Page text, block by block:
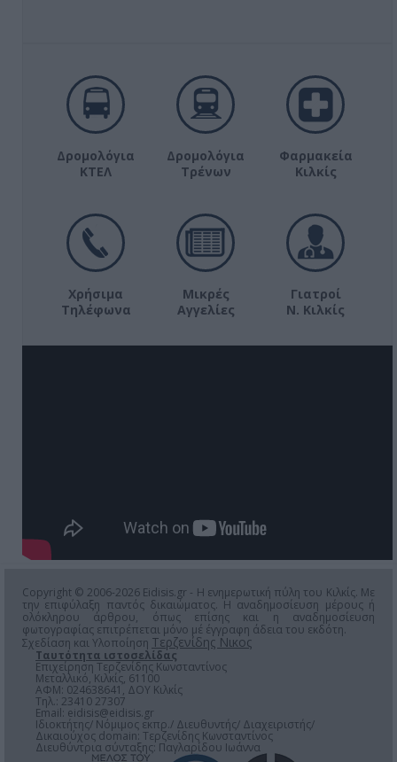
Δρομολόγια
ΚΤΕΛ
Δρομολόγια
Τρένων
Φαρμακεία
Κιλκίς
Χρήσιμα
Τηλέφωνα
Μικρές
Αγγελίες
Γιατροί
Ν. Κιλκίς
Copyright © 2006-2026 Eidisis.gr - Η ενημερωτική πύλη του Κιλκίς. Με
την επιφύλαξη παντός δικαιώματος. Η αναδημοσίευση μέρους ή
ολόκληρου άρθρου, όπως επίσης και η αναδημοσίευση
φωτογραφίας επιτρέπεται μόνο μέ έγγραφη άδεια του εκδότη.
Σχεδίαση και Υλοποίηση Τερζενίδης Νικος
Ταυτότητα ιστοσελίδας
Επιχείρηση Τερζενίδης Κωνσταντίνος
Μεταλλικό, Κιλκίς, 61100
ΑΦΜ: 024638641, ΔΟΥ Κιλκίς
Τηλ.: 23410 27307
Email: eidisis@eidisis.gr
Ιδιοκτήτης/ Νόμιμος εκπρ./ Διευθυντής/ Διαχειριστής/
Δικαιούχος domain: Τερζενίδης Κωνσταντίνος
Διευθύντρια σύνταξης: Παγλαρίδου Ιωάννα